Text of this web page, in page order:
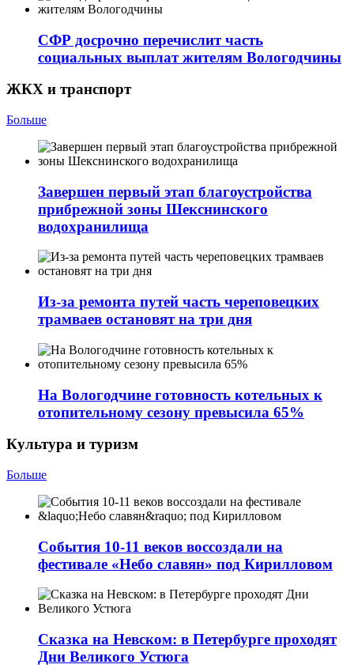
СФР досрочно перечислит часть
социальных выплат жителям Вологодчины
ЖКХ и транспорт
Больше
Завершен первый этап благоустройства
прибрежной зоны Шекснинского
водохранилища
Из-за ремонта путей часть череповецких
трамваев остановят на три дня
На Вологодчине готовность котельных к
отопительному сезону превысила 65%
Культура и туризм
Больше
События 10-11 веков воссоздали на
фестивале «Небо славян» под Кирилловом
Сказка на Невском: в Петербурге проходят
Дни Великого Устюга